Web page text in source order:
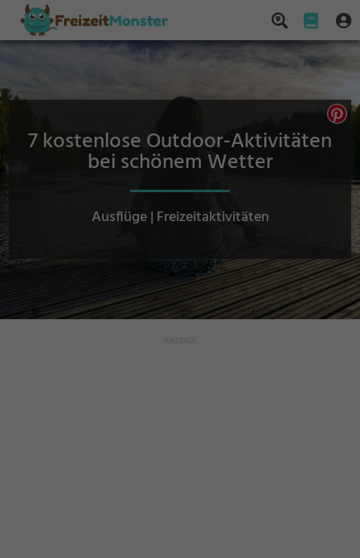
7 kostenlose Outdoor-Aktivitäten
bei schönem Wetter
Ausflüge | Freizeitaktivitäten